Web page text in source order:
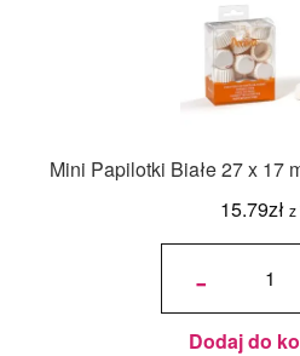
Mini Papilotki Białe 27 x 17
15.79zł z
-
ilość
Białe 27
x 17 mm
- 200
szt. -
Decora
Dodaj do